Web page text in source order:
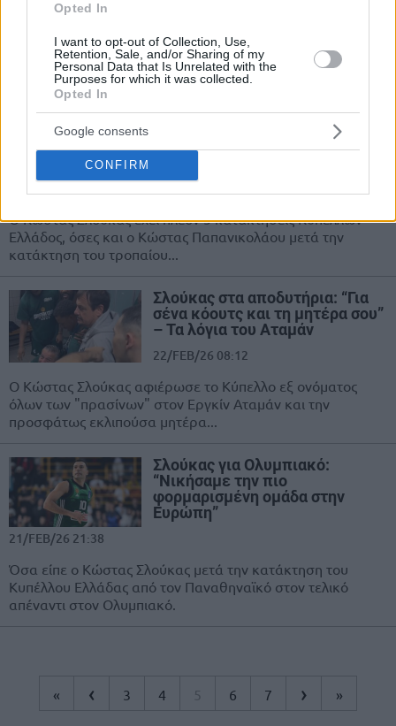
Opted In
I want to opt-out of Collection, Use,
Retention, Sale, and/or Sharing of my
Personal Data that Is Unrelated with the
Purposes for which it was collected.
Opted In
Google consents
CONFIRM
08/MAR/26 11:51
Με την επιπρόσθετη απουσία του Κώστα Σλούκα ο
Παναθηναϊκός στο "Ιβανώφειο" για το παιχνίδι της 20ής
αγωνιστικής στη Stoiximan...
Ο Σλούκας έπιασε τον
Παπανικολάου σε Κύπελλα, οι
πολυνίκες παίκτες στη
Ο Κώστας Σλούκας έχει πλέον 5 κατακτήσεις Κυπέλλων
Ελλάδος, όσες και ο Κώστας Παπανικολάου μετά την
κατάκτηση του τροπαίου...
Σλούκας στα αποδυτήρια: “Για
σένα κόουτς και τη μητέρα σου”
– Τα λόγια του Αταμάν
22/FEB/26 08:12
O Κώστας Σλούκας αφιέρωσε το Κύπελλο εξ ονόματος
όλων των "πρασίνων" στον Εργκίν Αταμάν και την
προσφάτως εκλιπούσα μητέρα...
Σλούκας για Ολυμπιακό:
“Νικήσαμε την πιο
φορμαρισμένη ομάδα στην
Ευρώπη”
21/FEB/26 21:38
Όσα είπε ο Κώστας Σλούκας μετά την κατάκτηση του
Κυπέλλου Ελλάδας από τον Παναθηναϊκό στον τελικό
απέναντι στον Ολυμπιακό.
« ‹ 3 4 5 6 7 › »